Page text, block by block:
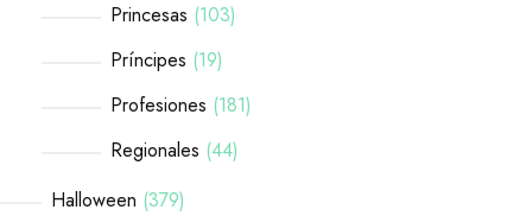
Princesas 103
Príncipes 19
Profesiones 181
Regionales 44
Halloween 379